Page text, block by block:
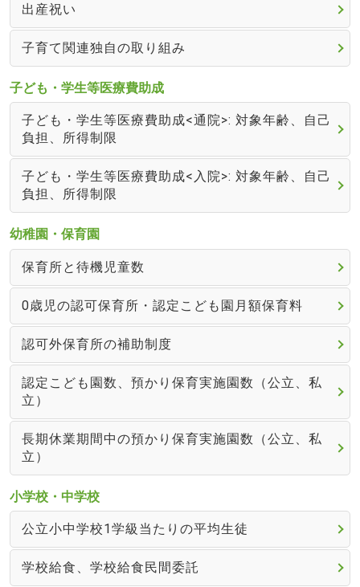
出産祝い
子育て関連独自の取り組み
子ども・学生等医療費助成
子ども・学生等医療費助成<通院>: 対象年齢、自己
負担、所得制限
子ども・学生等医療費助成<入院>: 対象年齢、自己
負担、所得制限
幼稚園・保育園
保育所と待機児童数
0歳児の認可保育所・認定こども園月額保育料
認可外保育所の補助制度
認定こども園数、預かり保育実施園数（公立、私
立）
長期休業期間中の預かり保育実施園数（公立、私
立）
小学校・中学校
公立小中学校1学級当たりの平均生徒
学校給食、学校給食民間委託